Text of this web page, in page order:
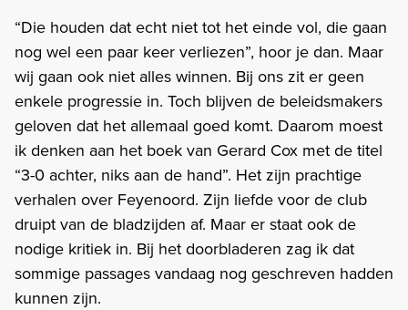
“Die houden dat echt niet tot het einde vol, die gaan
nog wel een paar keer verliezen”, hoor je dan. Maar
wij gaan ook niet alles winnen. Bij ons zit er geen
enkele progressie in. Toch blijven de beleidsmakers
geloven dat het allemaal goed komt. Daarom moest
ik denken aan het boek van Gerard Cox met de titel
“3-0 achter, niks aan de hand”. Het zijn prachtige
verhalen over Feyenoord. Zijn liefde voor de club
druipt van de bladzijden af. Maar er staat ook de
nodige kritiek in. Bij het doorbladeren zag ik dat
sommige passages vandaag nog geschreven hadden
kunnen zijn.